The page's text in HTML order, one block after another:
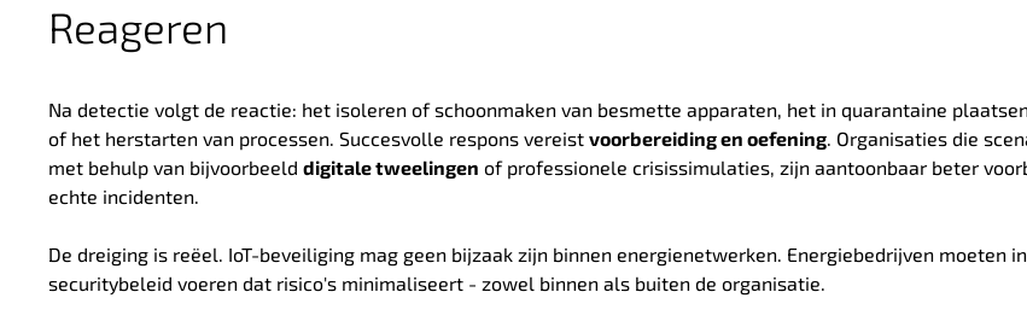
Reageren
Na detectie volgt de reactie: het isoleren of schoonmaken van besmette apparaten, het in quarantaine
of het herstarten van processen. Succesvolle respons vereist voorbereiding en oefening. Organisaties die
met behulp van bijvoorbeeld digitale tweelingen of professionele crisissimulaties, zijn aantoonbaar beter
echte incidenten.
De dreiging is reëel. IoT-beveiliging mag geen bijzaak zijn binnen energienetwerken. Energiebedrijven moeten
securitybeleid voeren dat risico's minimaliseert - zowel binnen als buiten de organisatie.